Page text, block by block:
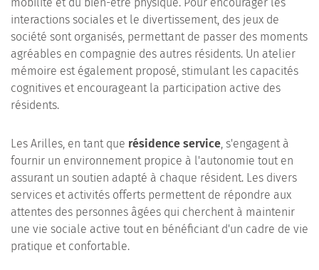
interactions sociales et le divertissement, des jeux de
société sont organisés, permettant de passer des moments
agréables en compagnie des autres résidents. Un atelier
mémoire est également proposé, stimulant les capacités
cognitives et encourageant la participation active des
résidents.
Les Arilles, en tant que résidence service, s'engagent à
fournir un environnement propice à l'autonomie tout en
assurant un soutien adapté à chaque résident. Les divers
services et activités offerts permettent de répondre aux
attentes des personnes âgées qui cherchent à maintenir
une vie sociale active tout en bénéficiant d'un cadre de vie
pratique et confortable.